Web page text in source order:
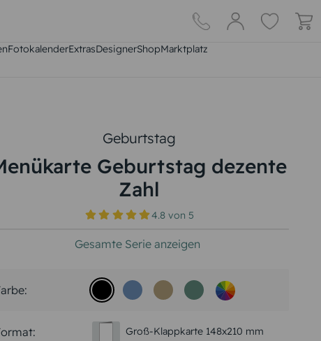
FotokalenderExtrasDesignerShopMarktplatz
Geburtstag
Geburtstag dezente
Zahl
4.8von 5
Gesamte Serie anzeigen
Groß-Klappkarte 148x210 mm